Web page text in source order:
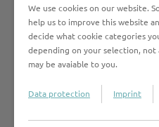
auf Papier fest. Das
seines Lebens zeigt
Blick auf Stadt und
satirisches Talent.
We use cookies on our website.
help us to improve this website
decide what cookie categories
depending on your selection,
may be avaiable to you.
Data protection Imprint